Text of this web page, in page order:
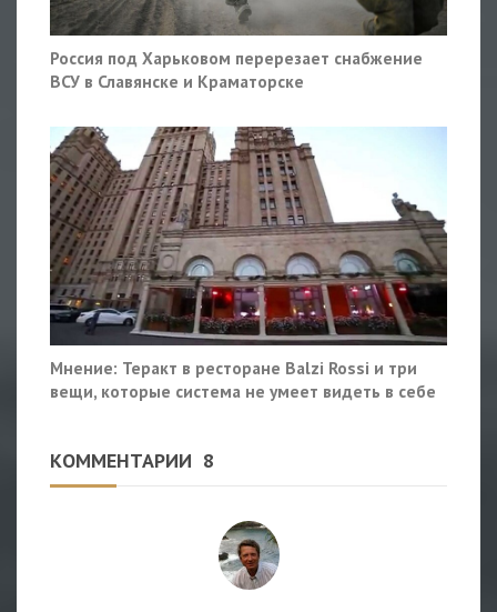
Россия под Харьковом перерезает снабжение
ВСУ в Славянске и Краматорске
Мнение: Теракт в ресторане Balzi Rossi и три
вещи, которые система не умеет видеть в себе
КОММЕНТАРИИ 8